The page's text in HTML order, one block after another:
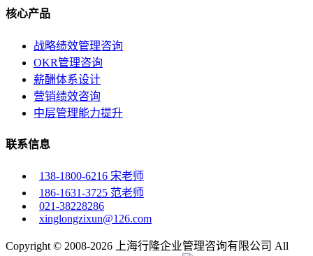
核心产品
战略绩效管理咨询
OKR管理咨询
薪酬体系设计
营销绩效咨询
中层管理能力提升
联系信息
138-1800-6216 宋老师
186-1631-3725 范老师
021-38228286
xinglongzixun@126.com
Copyright © 2008-2026 上海行隆企业管理咨询有限公司 All